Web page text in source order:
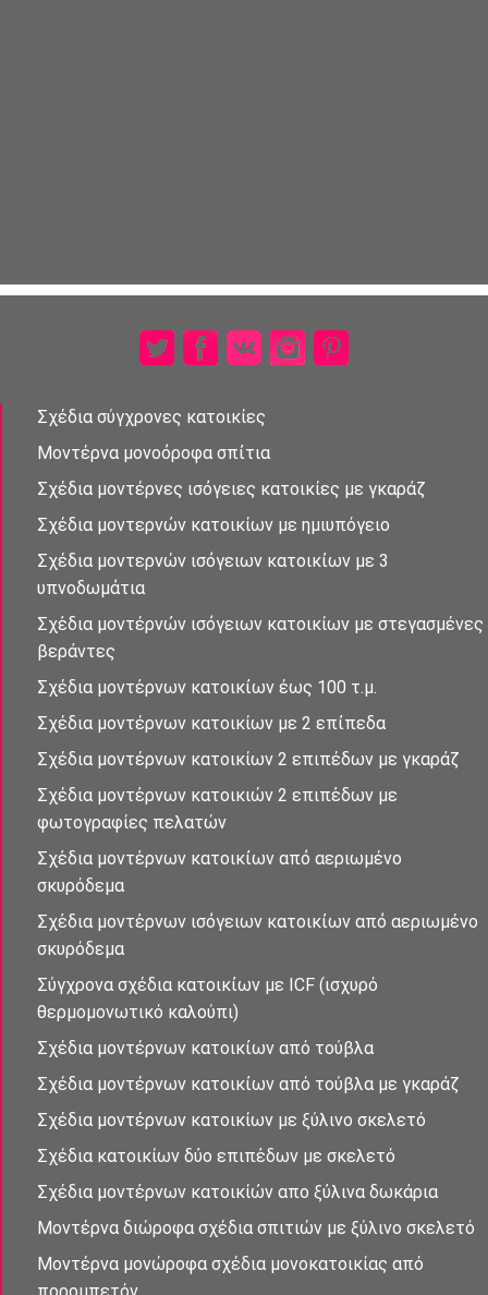
Σχέδια σύγχρονες κατοικίες
Μοντέρνα μονοὀροφα σπἰτια
Σχέδια μοντέρνες ισὀγειες κατοικίες με γκαράζ
Σχέδια μοντερνὠν κατοικίων με ημιυπόγειο
Σχέδια μοντερνών ισὀγειων κατοικἰων με 3
υπνοδωμἀτια
Σχἐδια μοντέρνὠν ισὀγειων κατοικίων με στεγασμένες
βεράντες
Σχέδια μοντἐρνων κατοικἰων έως 100 τ.μ.
Σχέδια μοντέρνων κατοικίων με 2 επἰπεδα
Σχέδια μοντέρνων κατοικίων 2 επιπέδων με γκαράζ
Σχέδια μοντἐρνων κατοικιών 2 επιπἐδων με
φωτογραφίες πελατών
Σχἐδια μοντἐρνων κατοικἰων απὀ αεριωμένο
σκυρόδεμα
Σχἐδια μοντἐρνων ισὀγειων κατοικἰων απὀ αεριωμένο
σκυρόδεμα
Σύγχρονα σχέδια κατοικἰων με ICF (ισχυρό
θερμομονωτικό καλούπι)
Σχέδια μοντέρνων κατοικἰων από τούβλα
Σχέδια μοντέρνων κατοικἰων από τούβλα με γκαράζ
Σχέδια μοντέρνων κατοικίων με ξύλινο σκελετό
Σχέδια κατοικίων δὐο επιπἐδων με σκελετό
Σχέδια μοντἐρνων κατοικίὠν απο ξὐλινα δωκάρια
Μοντέρνα διώροφα σχέδια σπιτιών με ξύλινο σκελετό
Μοντέρνα μονώροφα σχέδια μονοκατοικίας από